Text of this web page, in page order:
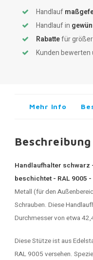
Handlauf
Handlauf in
Rabattefür
Kunden bewerten
Mehr Info
Beschreibung
Handlaufhalter schwarz
beschichtet - RAL 9005
Metall (für den
Schrauben. Diese
Durchmesser von etwa
Diese Stütze ist aus
RAL 9005 versehen.